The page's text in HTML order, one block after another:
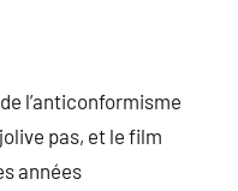
l’anticonformisme
pas, et le film
années